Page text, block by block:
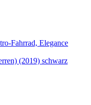
Fahrrad, Elegance
(2019) schwarz